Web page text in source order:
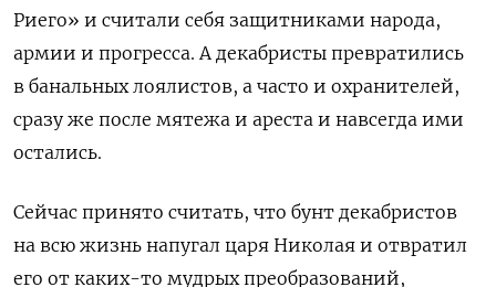
Риего» и считали себя защитниками народа,
армии и прогресса. А декабристы превратились
в банальных лоялистов, а часто и охранителей,
сразу же после мятежа и ареста и навсегда ими
остались.
Сейчас принято считать, что бунт декабристов
на всю жизнь напугал царя Николая и отвратил
его от каких-то мудрых преобразований,